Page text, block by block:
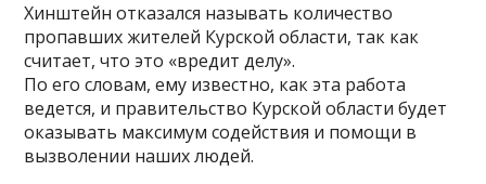
Хинштейн отказался называть количество
пропавших жителей Курской области, так как
считает, что это «вредит делу».
По его словам, ему известно, как эта работа
ведется, и правительство Курской области будет
оказывать максимум содействия и помощи в
вызволении наших людей.